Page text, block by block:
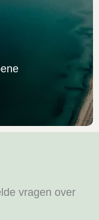
vragen over